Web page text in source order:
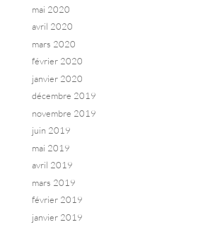
mai 2020
avril 2020
mars 2020
février 2020
janvier 2020
décembre 2019
novembre 2019
juin 2019
mai 2019
avril 2019
mars 2019
février 2019
janvier 2019